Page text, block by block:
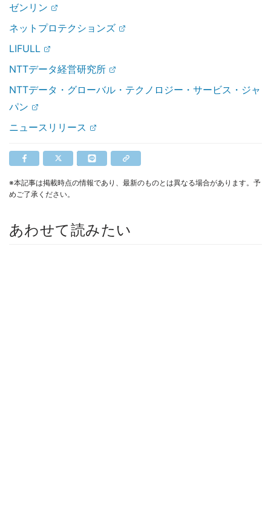
ゼンリン
ネットプロテクションズ
LIFULL
NTTデータ経営研究所
NTTデータ・グローバル・テクノロジー・サービス・ジャ
パン
ニュースリリース
※本記事は掲載時点の情報であり、最新のものとは異なる場合があります。予
めご了承ください。
あわせて読みたい